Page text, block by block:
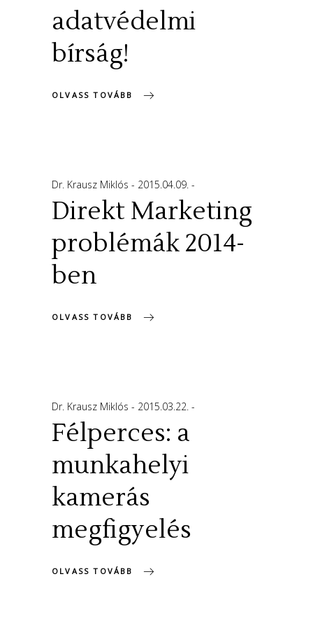
adatvédelmi
bírság!
OLVASS TOVÁBB
Dr. Krausz Miklós 2015.04.09.
Direkt Marketing
problémák 2014-
ben
OLVASS TOVÁBB
Dr. Krausz Miklós 2015.03.22.
Félperces: a
munkahelyi
kamerás
megfigyelés
OLVASS TOVÁBB